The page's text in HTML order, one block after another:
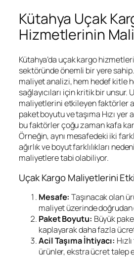
Kütahya Uçak
Hizmetlerinin
Kütahya’da uçak kargo
sektöründe önemli bir yere
maliyet analizi, hem hedef kitle
sağlayıcıları için kritik bir unsur.
maliyetlerini etkileyen faktörler
paket boyutu ve taşıma Hızı yer
bu faktörler çoğu zaman kafa
Örneğin, aynı mesafedeki iki
ağırlık ve boyut farklılıkları
maliyetlere tabi olabiliyor.
Uçak Kargo Maliyetlerini
Mesafe: Taşınacak olan
maliyet üzerinde
Paket Boyutu: Büyük
kaplayarak daha fazla
Acil Taşıma İhtiyacı:
ürünler, ekstra ücret talep